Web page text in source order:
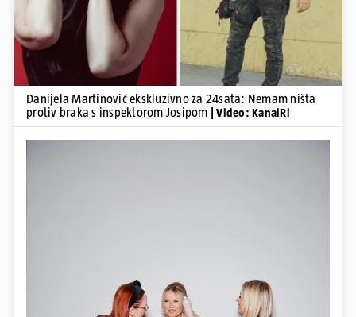
Danijela Martinović ekskluzivno za 24sata: Nemam ništa
protiv braka s inspektorom Josipom
| Video: KanalRi